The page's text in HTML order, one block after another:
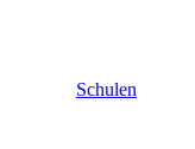
Schulen